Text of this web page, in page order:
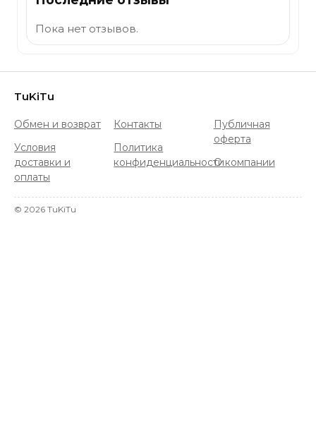
Пока нет отзывов.
TuKiTu
Обмен и возврат
Условия
доставки и
оплаты
Контакты
Политика
конфиденциальности
Публичная
оферта
О компании
© 2026 TuKiTu